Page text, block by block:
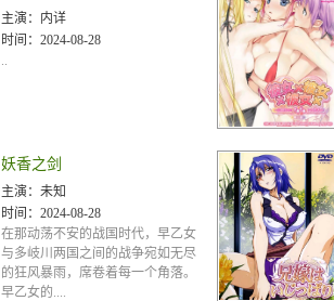
主演：
内详
时间： 2024-08-28
..
妖香之剑
主演： 未知
时间： 2024-08-28
在那动荡不安的战国时代，早乙女
与多岐川两国之间的战争宛如无尽
的狂风暴雨，席卷着每一个角落。
早乙女的....